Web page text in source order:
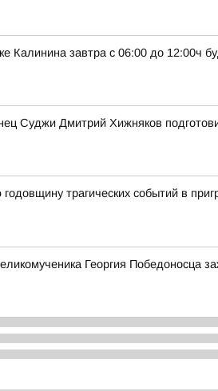
завтра с 06:00 до 12:00ч
Суджи Дмитрий Хижняков
трагических событий в
Георгия Победоносца